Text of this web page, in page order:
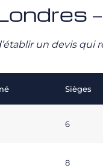
un devis qui
Sièges
6
8